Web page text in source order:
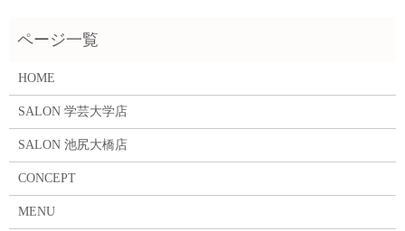
HOME
SALON 学芸大学店
SALON 池尻大橋店
CONCEPT
MENU